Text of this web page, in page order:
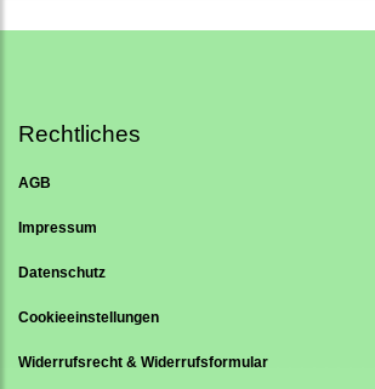
Rechtliches
AGB
Impressum
Datenschutz
Cookieeinstellungen
Widerrufsrecht & Widerrufsformular